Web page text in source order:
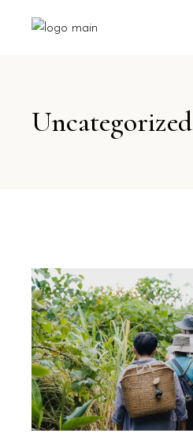
Uncategorized